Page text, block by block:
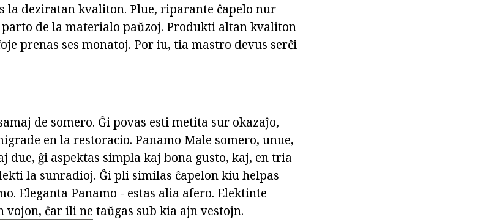
la deziratan kvaliton. Plue, riparante ĉapelo nur
de la materialo paŭzoj. Produkti altan kvaliton
prenas ses monatoj. Por iu, tia mastro devus serĉi
de somero. Ĝi povas esti metita sur okazaĵo,
en la restoracio. Panamo Male somero, unue,
ĝi aspektas simpla kaj bona gusto, kaj, en tria
la sunradioj. Ĝi pli similas ĉapelon kiu helpas
Eleganta Panamo - estas alia afero. Elektinte
vojon, ĉar ili ne taŭgas sub kia ajn vestojn.